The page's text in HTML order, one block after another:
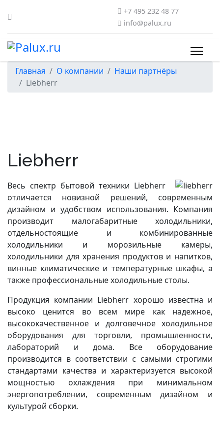
+7 495 232 48 77
info@palux.ru
Главная О компании
Наши партнёры
Liebherr
Liebherr
Весь спектр бытовой техники Liebherr
отличается новизной решений, современным
дизайном и удобством использования. Компания
производит малогабаритные холодильники,
отдельностоящие и комбинированные
холодильники и морозильные камеры,
холодильники для хранения продуктов и напитков,
винные климатические и температурные шкафы, а
также профессиональные холодильные столы.
Продукция компании Liebherr хорошо известна и
высоко ценится во всем мире как надежное,
высококачественное и долговечное холодильное
оборудования для торговли, промышленности,
лабораторий и дома. Все оборудование
производится в соответствии с самыми строгими
стандартами качества и характеризуется высокой
мощностью охлаждения при минимальном
энергопотреблении, современным дизайном и
культурой сборки.